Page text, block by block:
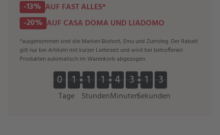
-13% AUF FAST ALLES*
-20% AUF CASA DOMA UND LIADOMO
*ausgenommen sind die Marken Biohort, Emu und Zumsteg. Der Rabatt
gilt nur bei Artikeln mit kurzer Lieferzeit und wird bei betroffenen
Produkten automatisch im Warenkorb abgezogen.
Tage
0
0
0
0 1
1
1
1
Stunden
1
1
1
1 1
1
1
1
Minuten
4
4
4
4 3
3
3
3
Sekunden
1
1
1
1 2
3
3
2